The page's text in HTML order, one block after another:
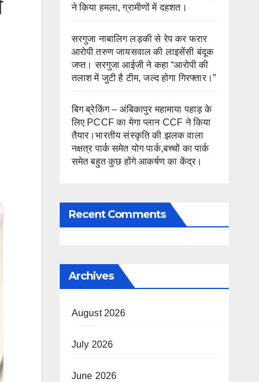
ने किया हमला, ग्रामीणों में दहशत।
सरगुजा नाबालिग लड़की से रेप कर फरार
आरोपी तरुण जायसवाल की लाइसेंसी बंदूक
जप्त। सरगुजा आईजी ने कहा “आरोपी की
तलाश में जुटी है टीम, जल्द होगा गिरफ्तार।”
बिग ब्रेकिंग – अंबिकापुर महामाया पहाड़ के
लिए PCCF का मेगा प्लान CCF ने किया
तैयार।भारतीय संस्कृति की झलक वाला
नक्षत्र पार्क समेत योग पार्क,बच्चों का पार्क
समेत बहुत कुछ होंगे आकर्षण का केंद्र।
Recent Comments
Archives
August 2026
July 2026
June 2026